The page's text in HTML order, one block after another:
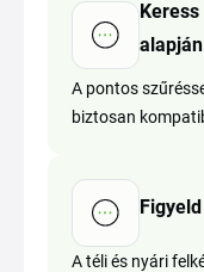
alapján
A pontos
biztosan
A téli és nyári